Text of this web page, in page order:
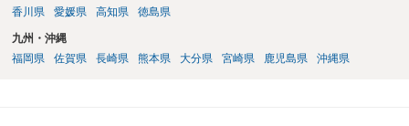
香川県
愛媛県 高知県 徳島県
九州・沖縄
福岡県
佐賀県 長崎県 熊本県 大分県 宮崎県 鹿児島県 沖縄県